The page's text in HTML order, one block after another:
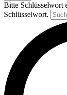
Bitte Schlüsselwort
Schlüsselwort.